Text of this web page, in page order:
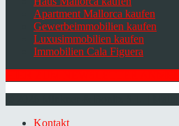
Apartment Mallorca kaufen
Gewerbeimmobilien kaufen
Luxusimmobilien kaufen
Immobilien Cala Figuera
Kontakt